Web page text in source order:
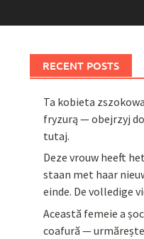
RECENT POSTS
Ta kobieta
fryzurą — obejrzyj
tutaj.
Deze vrouw heeft
staan met haar
einde. De volledige
Această femeie a
coafură —